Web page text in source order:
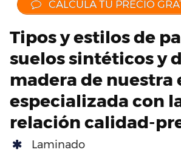
CALCULA TU PRECIO
Tipos y estilos de
suelos sintéticos y
madera de nuestra
especializada con
relación calidad-
Laminado